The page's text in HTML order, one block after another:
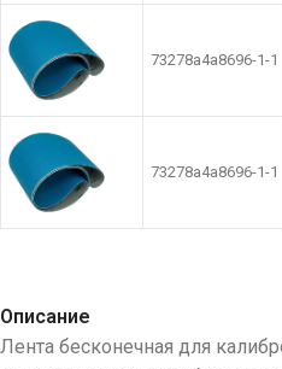
73278a4a8696-1-1
73278a4a8696-1-1
Описание
Лента бесконечная для